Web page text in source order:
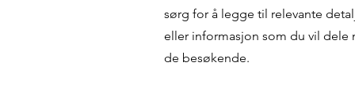
sørg for å legge til relevante
eller informasjon som du vil dele
de besøkende.